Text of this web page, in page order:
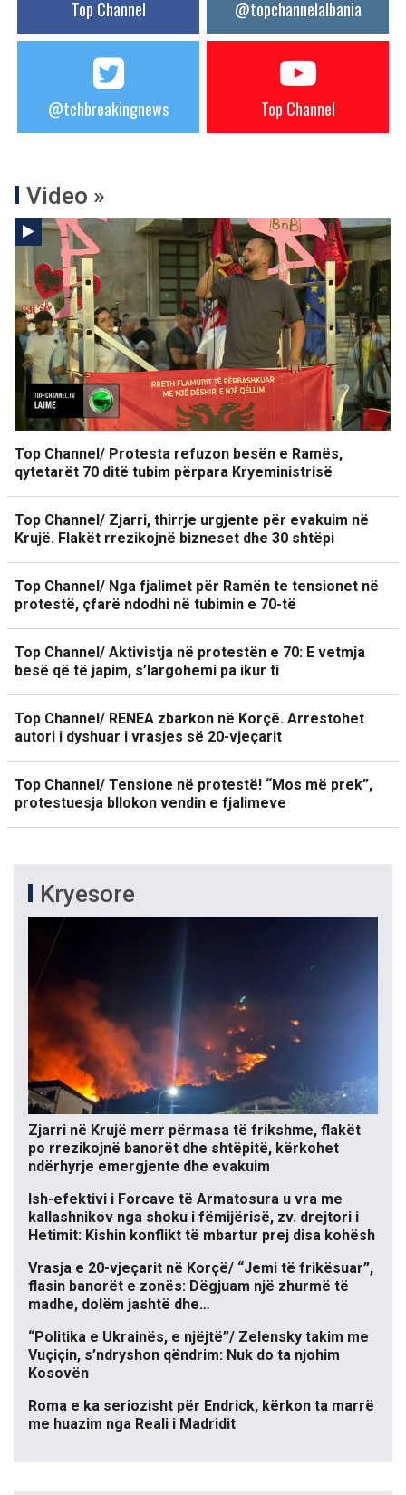
Top Channel @topchannelalbania
@tchbreakingnews Top Channel
Video »
Top Channel/ Protesta refuzon besën e Ramës,
qytetarët 70 ditë tubim përpara Kryeministrisë
Top Channel/ Zjarri, thirrje urgjente për evakuim në
Krujë. Flakët rrezikojnë bizneset dhe 30 shtëpi
Top Channel/ Nga fjalimet për Ramën te tensionet në
protestë, çfarë ndodhi në tubimin e 70-të
Top Channel/ Aktivistja në protestën e 70: E vetmja
besë që të japim, s’largohemi pa ikur ti
Top Channel/ RENEA zbarkon në Korçë. Arrestohet
autori i dyshuar i vrasjes së 20-vjeçarit
Top Channel/ Tensione në protestë! “Mos më prek”,
protestuesja bllokon vendin e fjalimeve
Kryesore
Zjarri në Krujë merr përmasa të frikshme, flakët
po rrezikojnë banorët dhe shtëpitë, kërkohet
ndërhyrje emergjente dhe evakuim
Ish-efektivi i Forcave të Armatosura u vra me
kallashnikov nga shoku i fëmijërisë, zv. drejtori i
Hetimit: Kishin konflikt të mbartur prej disa kohësh
Vrasja e 20-vjeçarit në Korçë/ “Jemi të frikësuar”,
flasin banorët e zonës: Dëgjuam një zhurmë të
madhe, dolëm jashtë dhe…
“Politika e Ukrainës, e njëjtë”/ Zelensky takim me
Vuçiçin, s’ndryshon qëndrim: Nuk do ta njohim
Kosovën
Roma e ka seriozisht për Endrick, kërkon ta marrë
me huazim nga Reali i Madridit